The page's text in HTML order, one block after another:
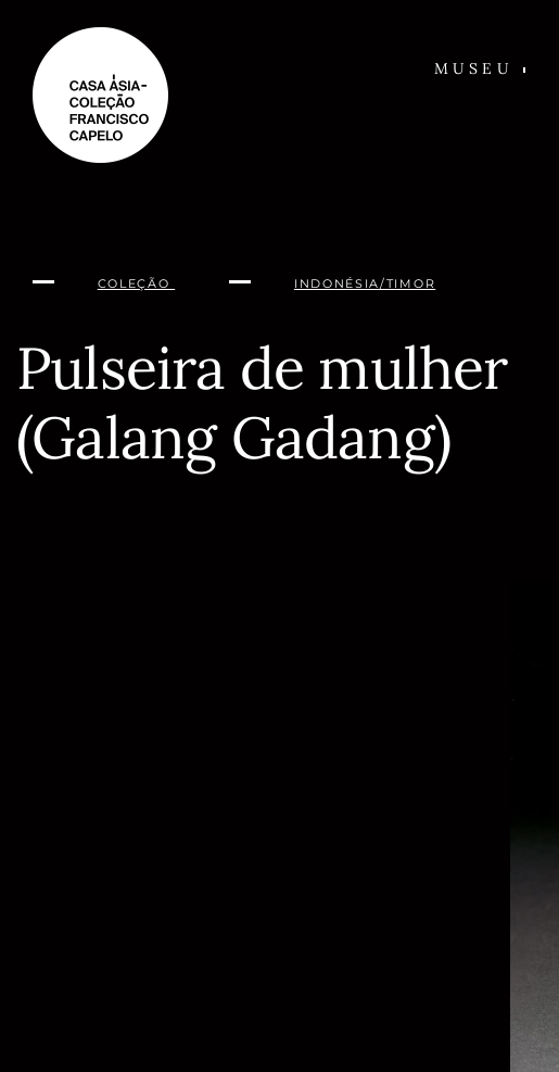
conteúdo
MUSEU
COLEÇÃO INDONÉSIA/TIMOR
Pulseira de mulher
(Galang Gadang)